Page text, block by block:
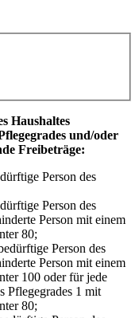
Haushaltes
und/oder
Freibeträge:
Person des
Person des
Person mit einem
80;
Person des
Person mit einem
100 oder für jede
Pflegegrades 1 mit
80;